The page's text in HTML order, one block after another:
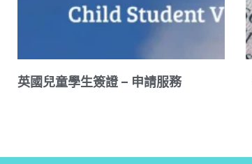
英國兒童學生簽證 – 申請服務